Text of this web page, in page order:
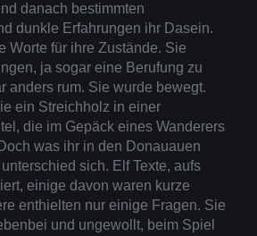
danach bestimmten
dunkle Erfahrungen ihr Dasein.
Worte für ihre Zustände. Sie
ja sogar eine Berufung zu
anders rum. Sie wurde bewegt.
ein Streichholz in einer
die im Gepäck eines Wanderers
was ihr in den Donauauen
sich. Elf Texte, aufs
einige davon waren kurze
enthielten nur einige Fragen. Sie
und ungewollt, beim Spiel